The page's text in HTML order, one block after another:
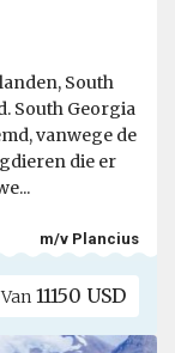
South
South Georgia
vanwege de
die er
m/v Plancius
Van 11150 USD